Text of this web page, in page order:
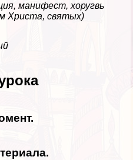
манифест, хоругвь
Христа, святых)